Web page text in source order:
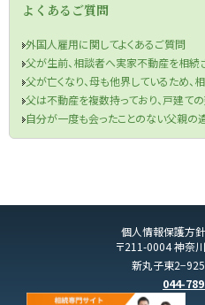
よくあるご質問
外国人雇用に関してよくあるご質問
〒211-0004 神奈
新丸子東
044-
個人情報保護方針